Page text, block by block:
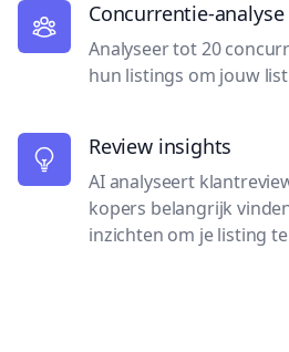
Concurrentie-analyse
Analyseer tot 20
hun listings om jouw
Review insights
AI analyseert
kopers belangrijk
inzichten om je listing